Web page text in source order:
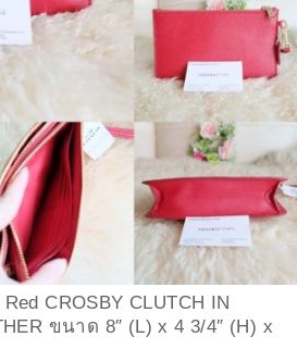
CROSBY CLUTCH IN
ขนาด 8″ (L) x 4 3/4″ (H) x